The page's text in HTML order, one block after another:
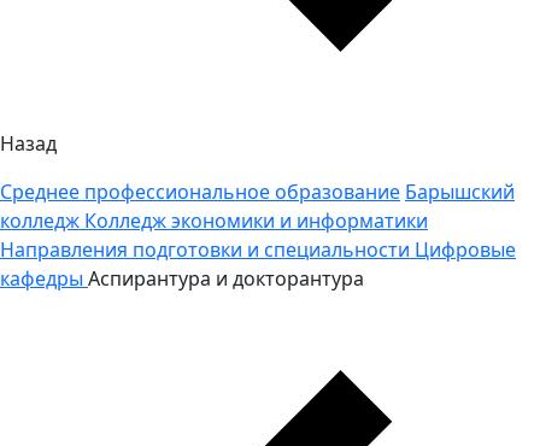
Назад
Среднее профессиональное образование Барышский
колледж Колледж экономики и информатики
Направления подготовки и специальности Цифровые
кафедры Аспирантура и докторантура